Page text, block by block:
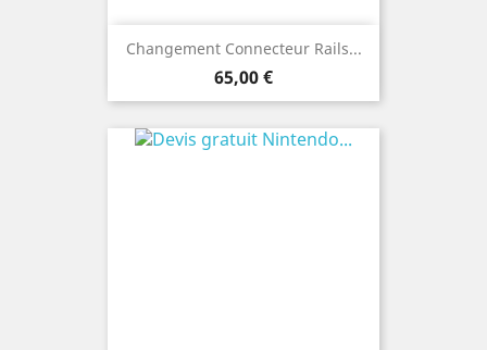
Changement Connecteur Rails...
Prix
65,00 €